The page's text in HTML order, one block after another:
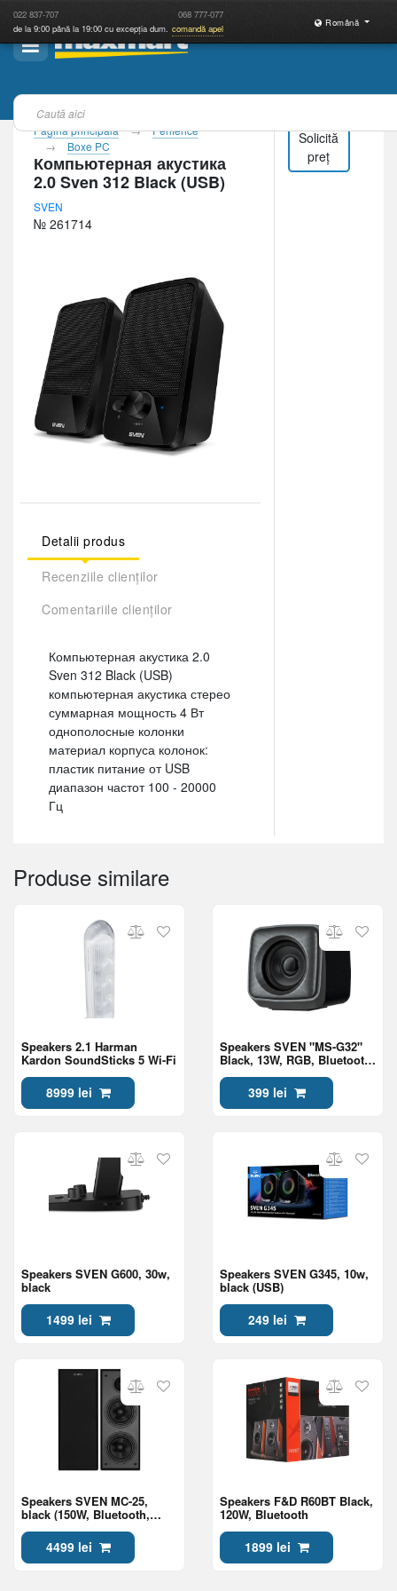
022 837-707 068 777-077
de la 9:00 până la 19:00 cu excepția dum. comandă apel
Română
Pagina principală
Periferice
Boxe PC
Компьютерная акустика
2.0 Sven 312 Black (USB)
SVEN
№ 261714
Detalii produs
Recenziile clienților
Comentariile clienților
Компьютерная акустика 2.0
Sven 312 Black (USB)
компьютерная акустика стерео
суммарная мощность 4 Вт
однополосные колонки
материал корпуса колонок:
пластик питание от USB
диапазон частот 100 - 20000
Гц
Solicită
preț
Produse similare
Speakers 2.1 Harman
Kardon SoundSticks 5 Wi-Fi
8999 lei
Speakers SVEN "MS-G32"
Black, 13W, RGB, Bluetooth,
399 lei
Speakers SVEN G600, 30w,
black
1499 lei
Speakers SVEN G345, 10w,
black (USB)
249 lei
Speakers SVEN MC-25,
black (150W, Bluetooth,
4499 lei
Speakers F&D R60BT Black,
120W, Bluetooth
1899 lei